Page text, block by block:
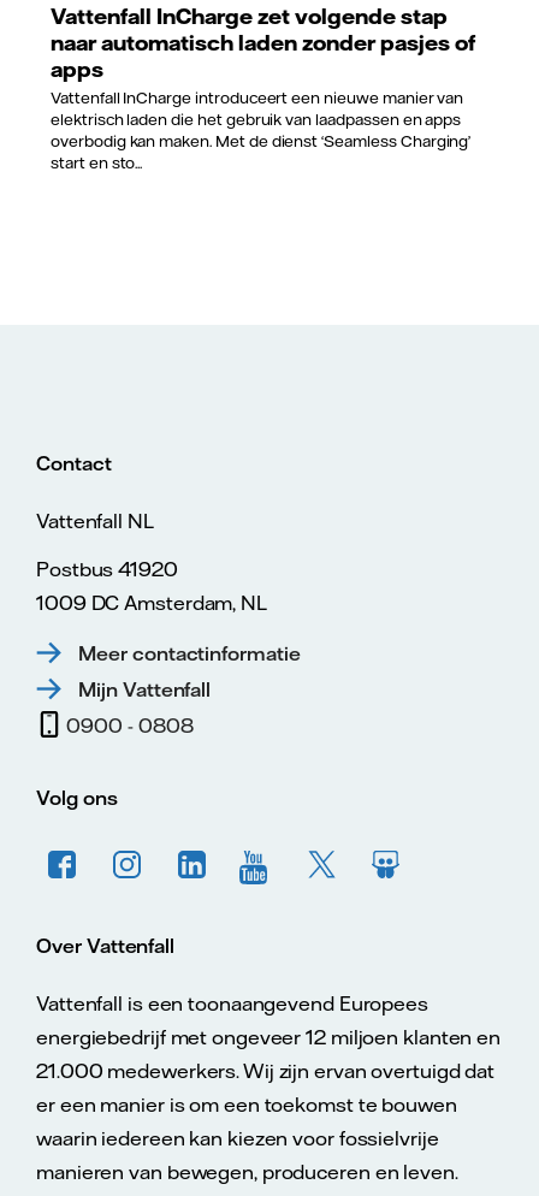
Vattenfall InCharge zet volgende stap
naar automatisch laden zonder pasjes of
apps
Vattenfall InCharge introduceert een nieuwe manier van
elektrisch laden die het gebruik van laadpassen en apps
overbodig kan maken. Met de dienst ‘Seamless Charging’
start en sto...
Contact
Vattenfall NL
Postbus 41920
1009 DC Amsterdam, NL
Meer contactinformatie
Mijn Vattenfall
0900 - 0808
Volg ons
Over Vattenfall
Vattenfall is een toonaangevend Europees
energiebedrijf met ongeveer 12 miljoen klanten en
21.000 medewerkers. Wij zijn ervan overtuigd dat
er een manier is om een toekomst te bouwen
waarin iedereen kan kiezen voor fossielvrije
manieren van bewegen, produceren en leven.